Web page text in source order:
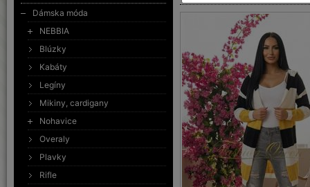
Dámska móda
NEBBIA
Blúzky
Kabáty
Legíny
Mikiny, cardigany
Nohavice
Overaly
Plavky
Rifle